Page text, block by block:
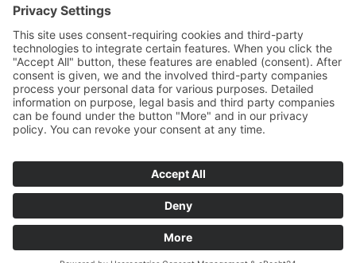
Impressum|Neem contact met ons op| Privacybeleid|Verklaring
van toegankelijkheid
Sauerland-Tourismus e.V. Johannes-Hummel-Weg 1 57392 Schmallenberg
T: +49 02974-96980 E: info@sauerland.com
Cookie-Einstellungen